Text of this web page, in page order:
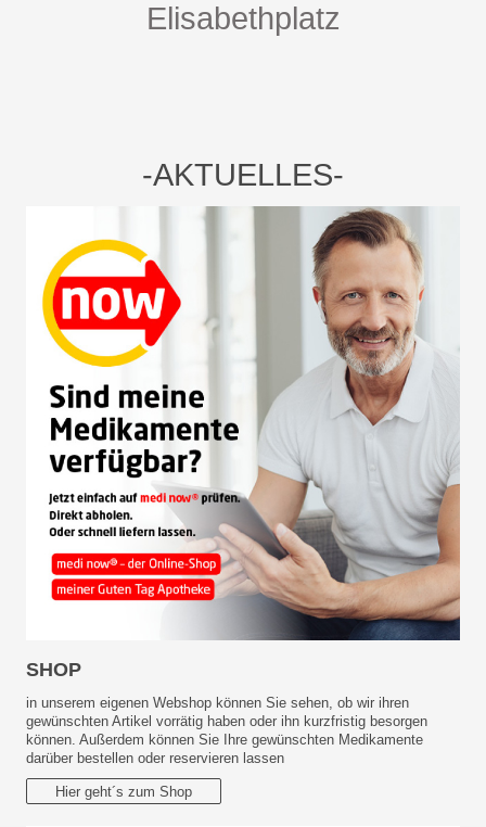
Elisabethplatz
-AKTUELLES-
SHOP
in unserem eigenen Webshop können Sie sehen, ob wir ihren
gewünschten Artikel vorrätig haben oder ihn kurzfristig besorgen
können. Außerdem können Sie Ihre gewünschten Medikamente
darüber bestellen oder reservieren lassen
Hier geht´s zum Shop